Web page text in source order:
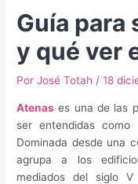
Guía para
y qué ver
PorJosé Totah /18
Atenas es una de las
ser entendidas como
Dominada desde una
agrupa a los
mediados del siglo